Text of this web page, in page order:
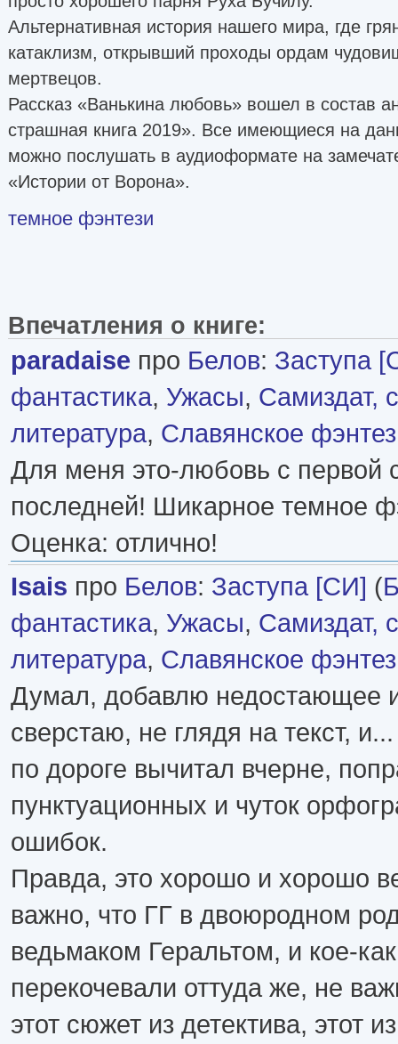
Альтернативная история нашего мира, где
катаклизм, открывший проходы ордам
мертвецов.
Рассказ «Ванькина любовь» вошел в состав
страшная книга 2019». Все имеющиеся на
можно послушать в аудиоформате на
«Истории от Ворона».
темное фэнтези
Впечатления о книге:
paradaise про Белов: Заступа
фантастика, Ужасы, Самиздат,
литература, Славянское
Для меня это-любовь с первой
последней! Шикарное темное
Оценка: отлично!
Isais про Белов: Заступа [СИ] (
фантастика, Ужасы, Самиздат,
литература, Славянское
Думал, добавлю недостающее
сверстаю, не глядя на текст,
по дороге вычитал вчерне,
пунктуационных и чуток
ошибок.
Правда, это хорошо и хорошо
важно, что ГГ в двоюродном
ведьмаком Геральтом, и кое-
перекочевали оттуда же, не
этот сюжет из детектива, этот